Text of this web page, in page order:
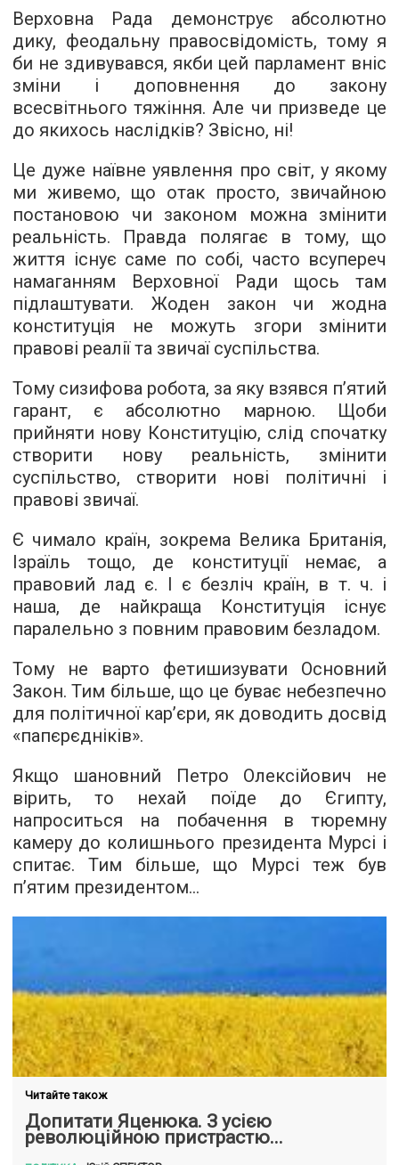
Верховна Рада демонструє абсолютно
дику, феодальну правосвідомість, тому я
би не здивувався, якби цей парламент вніс
зміни і доповнення до закону
всесвітнього тяжіння. Але чи призведе це
до якихось наслідків? Звісно, ні!
Це дуже наївне уявлення про світ, у якому
ми живемо, що отак просто, звичайною
постановою чи законом можна змінити
реальність. Правда полягає в тому, що
життя існує саме по собі, часто всупереч
намаганням Верховної Ради щось там
підлаштувати. Жоден закон чи жодна
конституція не можуть згори змінити
правові реалії та звичаї суспільства.
Тому сизифова робота, за яку взявся п’ятий
гарант, є абсолютно марною. Щоби
прийняти нову Конституцію, слід спочатку
створити нову реальність, змінити
суспільство, створити нові політичні і
правові звичаї.
Є чимало країн, зокрема Велика Британія,
Ізраїль тощо, де конституції немає, а
правовий лад є. І є безліч країн, в т. ч. і
наша, де найкраща Конституція існує
паралельно з повним правовим безладом.
Тому не варто фетишизувати Основний
Закон. Тим більше, що це буває небезпечно
для політичної кар’єри, як доводить досвід
«папєрєдніків».
Якщо шановний Петро Олексійович не
вірить, то нехай поїде до Єгипту,
напроситься на побачення в тюремну
камеру до колишнього президента Мурсі і
спитає. Тим більше, що Мурсі теж був
п’ятим президентом…
Читайте також
Допитати Яценюка. З усією
революційною пристрастю...